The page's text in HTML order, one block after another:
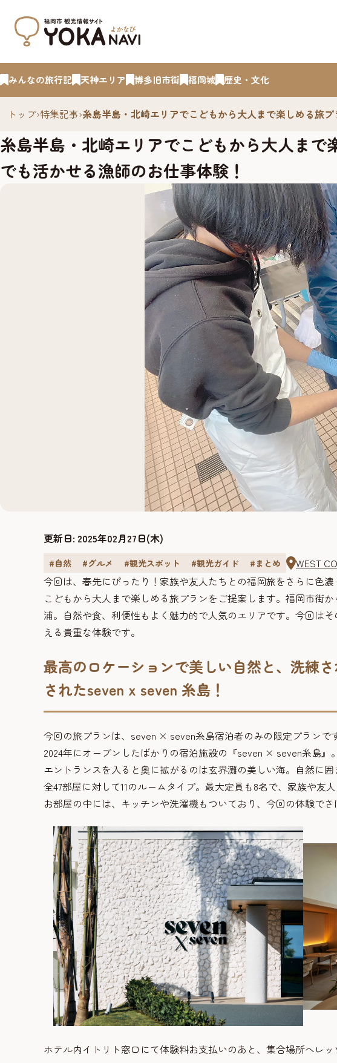
みんなの旅行記 天神エリア 博多旧市街 福岡城 歴史・文化
トップ›特集記事›糸島半島・北崎エリアでこどもから大人まで楽しめる旅
糸島半島・北崎エリアでこどもから大人ま
でも活かせる漁師のお仕事体験！
更新日: 2025年02月27日(木)
#自然 #グルメ #観光スポット #観光ガイド #まとめ
WEST
今回は、春先にぴったり！家族や友人たちとの福岡旅をさらに色
こどもから大人まで楽しめる旅プランをご提案します。福岡市街
浦。自然や食、利便性もよく魅力的で人気のエリアです。今回は
える貴重な体験です。
最高のロケーションで美しい自然と、洗練
されたseven x seven 糸島！
今回の旅プランは、seven × seven糸島宿泊者のみの限定プランで
2024年にオープンしたばかりの宿泊施設の『seven × seven糸島』。
エントランスを入ると奥に拡がるのは玄界灘の美しい海。自然に囲
全47部屋に対して11のルームタイプ。最大定員も8名で、家族や友
お部屋の中には、キッチンや洗濯機もついており、今回の体験で
ホテル内イトリト窓口にて体験料お支払いのあと、集合場所へレッ